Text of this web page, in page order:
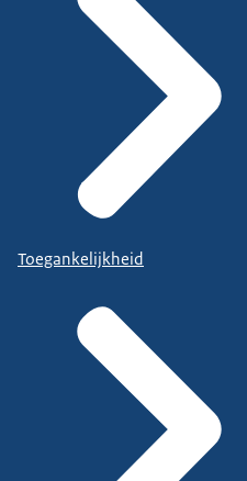
Toegankelijkheid